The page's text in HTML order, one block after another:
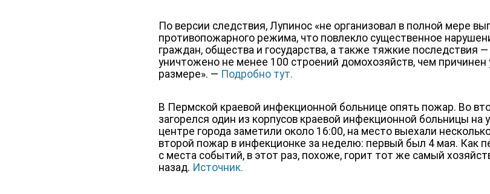
По версии следствия, Лупинос «не организовал в полной мере
противопожарного режима, что повлекло существенное
граждан, общества и государства, а также тяжкие последствия
уничтожено не менее 100 строений домохозяйств, чем причинен
размере». — Подробно тут.
В Пермской краевой инфекционной больнице опять пожар. Во
загорелся один из корпусов краевой инфекционной больницы
центре города заметили около 16:00, на место выехали
второй пожар в инфекционке за неделю: первый был 4 мая. Как
с места событий, в этот раз, похоже, горит тот же самый
назад. Источник.